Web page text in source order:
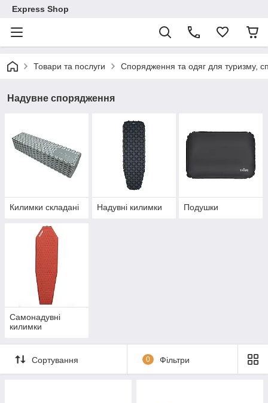
Express Shop
Товари та послуги Спорядження та одяг для туризму,
Надувне спорядження
Килимки складані Надувні килимки Подушки
Самонадувні
килимки
Сортування 0 Фільтри